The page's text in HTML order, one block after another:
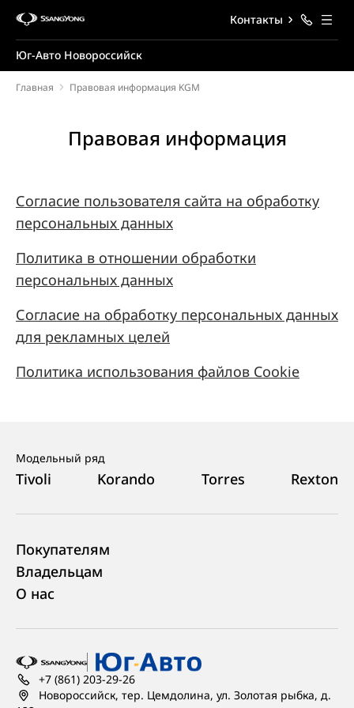
Юг-Авто Новороссийск
Контакты
Главная Правовая информация KGM
Правовая информация
Согласие пользователя сайта на обработку
персональных данных
Политика в отношении обработки
персональных данных
Согласие на обработку персональных данных
для рекламных целей
Политика использования файлов Cookie
+7 (861) 203-29-26
Новороссийск, тер. Цемдолина, ул. Золотая рыбка, д.
Модельный ряд
Tivoli Korando Torres Rexton
Покупателям
Владельцам
О нас